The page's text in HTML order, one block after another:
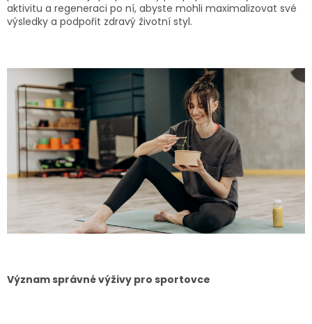
aktivitu a regeneraci po ní, abyste mohli maximalizovat své
výsledky a podpořit zdravý životní styl.
Význam správné výživy pro sportovce